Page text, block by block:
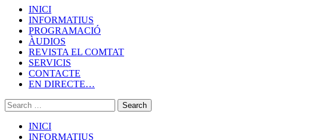
INICI
INFORMATIUS
PROGRAMACIÓ
ÀUDIOS
REVISTA EL COMTAT
SERVICIS
CONTACTE
EN DIRECTE…
INICI
INFORMATIUS